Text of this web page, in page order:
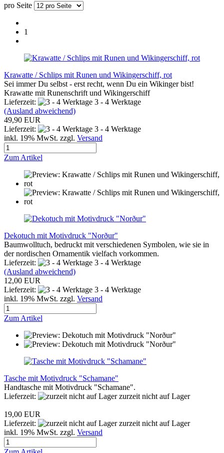
pro Seite
1
Krawatte / Schlips mit Runen und Wikingerschiff, rot
Sei immer Du selbst - erst recht, wenn Du ein Wikinger bist!
Krawatte mit Runenschrift und Wikingerschiff
Lieferzeit:
3 - 4 Werktage
(Ausland abweichend)
49,90 EUR
Lieferzeit:
3 - 4 Werktage
inkl. 19% MwSt. zzgl. Versand
Zum Artikel
Dekotuch mit Motivdruck "Norður"
Baumwolltuch, bedruckt mit verschiedenen Symbolen, wie sie in
der nordischen Ornamentik vielfach vorkommen.
Lieferzeit:
3 - 4 Werktage
(Ausland abweichend)
12,00 EUR
Lieferzeit:
3 - 4 Werktage
inkl. 19% MwSt. zzgl. Versand
Zum Artikel
Tasche mit Motivdruck "Schamane"
Handtasche mit Motivdruck "Schamane".
Lieferzeit:
zurzeit nicht auf Lager
19,00 EUR
Lieferzeit:
zurzeit nicht auf Lager
inkl. 19% MwSt. zzgl. Versand